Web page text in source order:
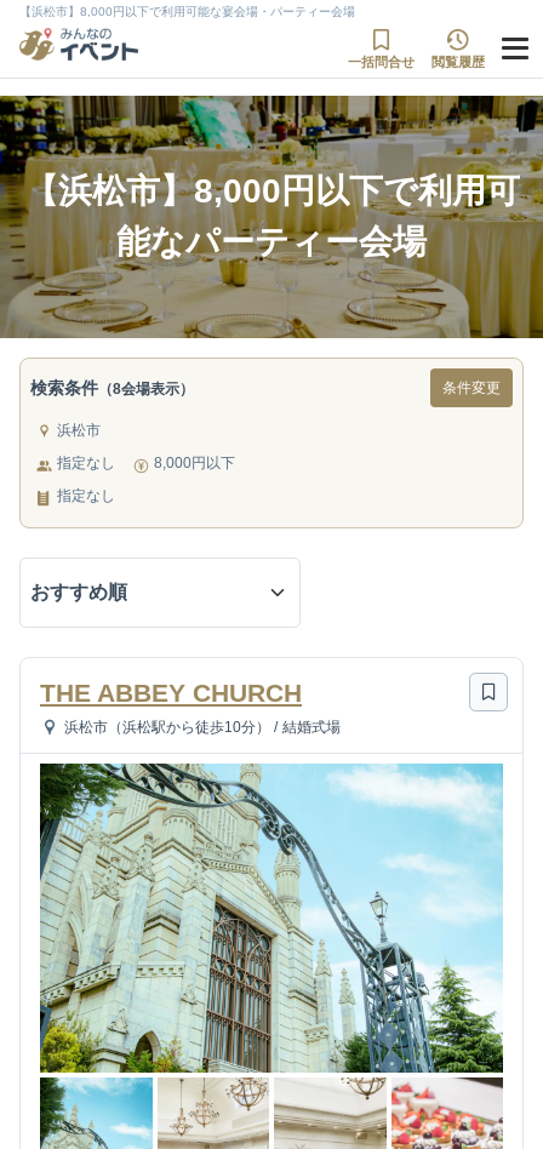
【浜松市】8,000円以下で利用可能な宴会場・パーティー会場
一括問合せ 閲覧履歴
【浜松市】8,000円以下で利用可
能なパーティー会場
検索条件 （8会場表示） 条件変更
浜松市
指定なし
8,000円以下
指定なし
THE ABBEY CHURCH
浜松市（浜松駅から徒歩10分） / 結婚式場